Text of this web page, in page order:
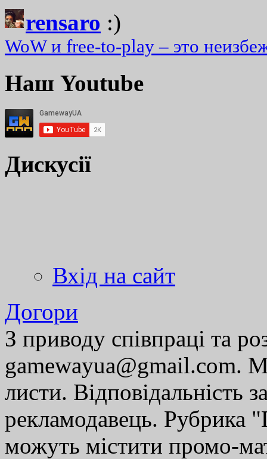
rensaro :)
WoW и free-to-play – это
Наш Youtube
Дискусії
Вхід на сайт
Догори
З приводу співпраці та
gamewayua@gmail.com.
листи. Відповідальність
рекламодавець. Рубрика
можуть містити промо-